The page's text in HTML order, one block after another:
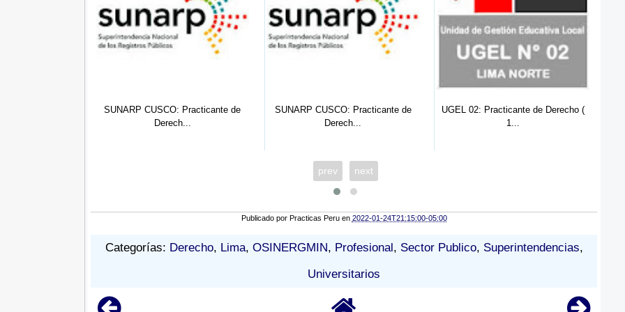
SUNARP CUSCO: Practicante de
Derech...
SUNARP CUSCO: Practicante de
Derech...
UGEL 02: Practicante de Derecho (
1...
prev next
Publicado por Practicas Peru en 2022-01-24T21:15:00-05:00
Categorías: Derecho, Lima, OSINERGMIN, Profesional, Sector Publico, Superintendencias,
Universitarios